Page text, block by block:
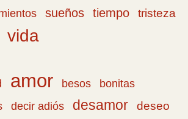
sueños tiempo
tristeza
vida
amor besos
bonitas
decir adiós desamor deseo